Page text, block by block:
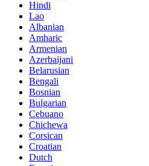
Hindi
Lao
Albanian
Amharic
Armenian
Azerbaijani
Belarusian
Bengali
Bosnian
Bulgarian
Cebuano
Chichewa
Corsican
Croatian
Dutch